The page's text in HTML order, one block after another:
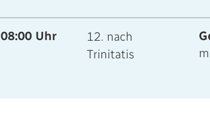
08:00 Uhr
12. nach
Trinitatis